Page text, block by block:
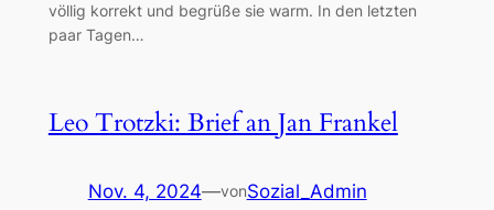
völlig korrekt und begrüße sie warm. In den letzten
paar Tagen…
Leo Trotzki: Brief an Jan Frankel
Nov. 4, 2024—vonSozial_Admin